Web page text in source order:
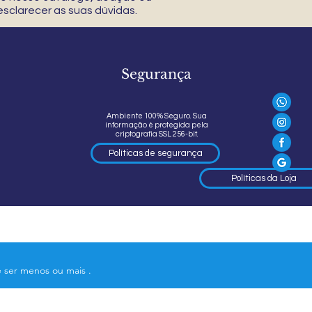
as suas dúvidas.
Segurança
Ambiente 100% Seguro. Sua
informação é protegida pela
criptografia SSL 256-bit.
Políticas de segurança
Políticas da Loja
menos ou mais .